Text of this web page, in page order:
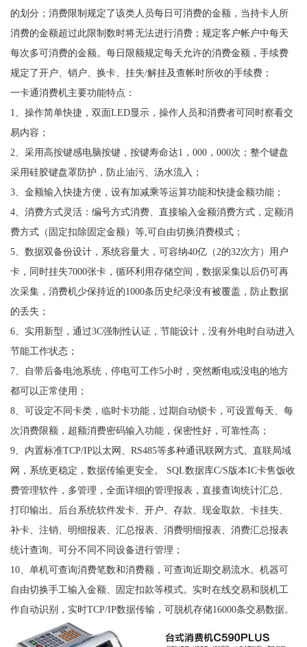
的划分；消费限制规定了该类人员每日可消费的金额，当持卡人所
消费的金额超过此限制数时将无法进行消费；规定客户帐户中每天
每次多可消费的金额。每日限额规定每天允许的消费金额，手续费
规定了开户、销户、换卡、挂失/解挂及查帐时所收的手续费；
一卡通消费机主要功能特点：
1、操作简单快捷，双面LED显示，操作人员和消费者可同时察看交
易内容；
2、采用高按键感电脑按键，按键寿命达1，000，000次；整个键盘
采用硅胶键盘罩防护，防止油污、汤水流入；
3、金额输入快捷方便，设有加减乘等运算功能和快捷金额功能；
4、消费方式灵活：编号方式消费、直接输入金额消费方式，定额消
费方式（固定扣除固定金额）等,可自由切换消费模式；
5、数据双备份设计，系统容量大，可容纳40亿（2的32次方）用户
卡，同时挂失7000张卡，循环利用存储空间，数据采集以后仍可再
次采集，消费机少保持近的1000条历史纪录没有被覆盖，防止数据
的丢失；
6、实用新型，通过3C强制性认证，节能设计，没有外电时自动进入
节能工作状态；
7、自带后备电池系统，停电可工作5小时，突然断电或没电的地方
都可以正常使用；
8、可设定不同卡类，临时卡功能，过期自动锁卡，可设置每天、每
次消费限额，超额消费密码输入功能，保密性好，可靠性高；
9、内置标准TCP/IP以太网、RS485等多种通讯联网方式。直联局域
网，系统更稳定，数据传输更安全。 SQL数据库C/S版本IC卡售饭收
费管理软件，多管理，全面详细的管理报表，直接查询统计汇总、
打印输出。后台系统软件发卡、开户、存款、现金取款、卡挂失、
补卡、注销、明细报表、汇总报表、消费明细报表、消费汇总报表
统计查询。可分不同不同设备进行管理；
10、单机可查询消费笔数和消费额，可查询近期交易流水。机器可
自由切换手工输入金额、固定扣款等模式。实时在线交易和脱机工
作自动识别，实时TCP/IP数据传输，可脱机存储16000条交易数据。